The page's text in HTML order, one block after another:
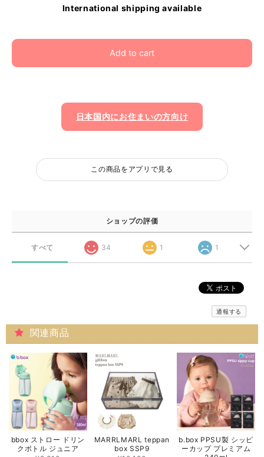
International shipping available
Add to cart
日本国内にお住まいの方向け
この商品をアプリで見る
ショップの評価
すべて 34 1 1
通報する
関連商品
bbox ストロー ドリン
クボトル ジュニア
MARRLMARL teppan
box SSP9
b.box PPSU製 シッピ
ーカップ プレミアム